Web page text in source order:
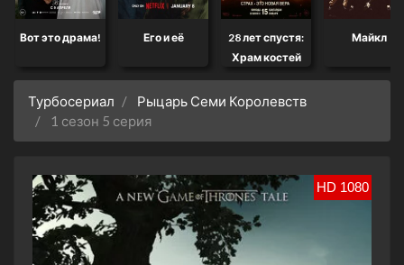
Вот это драма! Его и её
28 лет спустя:
Храм костей
Майкл
Турбосериал
Рыцарь Семи Королевств
1 сезон 5 серия
HD 1080